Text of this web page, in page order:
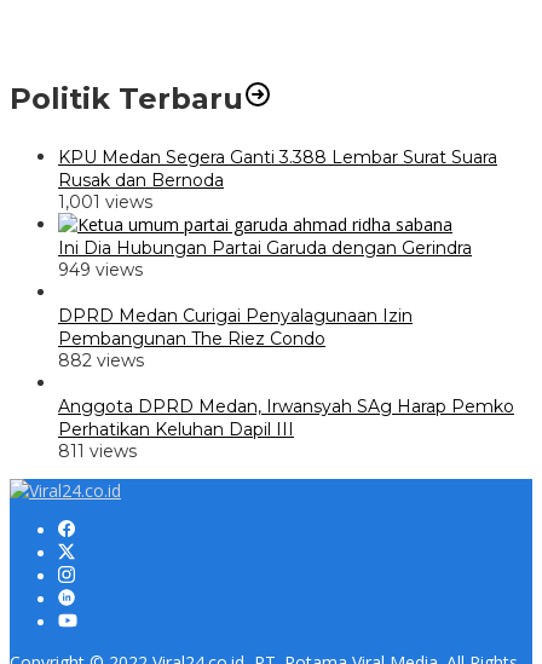
Politik Terbaru
KPU Medan Segera Ganti 3.388 Lembar Surat Suara
Rusak dan Bernoda
1,001 views
Ini Dia Hubungan Partai Garuda dengan Gerindra
949 views
DPRD Medan Curigai Penyalagunaan Izin
Pembangunan The Riez Condo
882 views
Anggota DPRD Medan, Irwansyah SAg Harap Pemko
Perhatikan Keluhan Dapil III
811 views